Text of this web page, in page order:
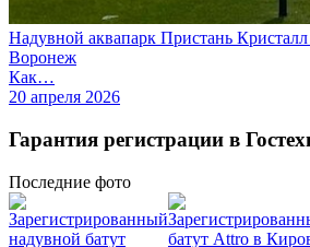
Надувной аквапарк Пристань Кристалл
Воронеж
Как…
20 апреля 2026
Гарантия регистрации в
Последние фото